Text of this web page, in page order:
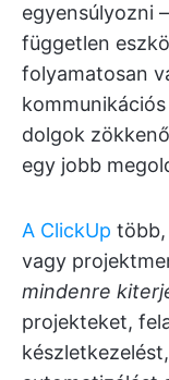
egyensúlyozni
független
folyamatosan
dolgok
egy jobb
A ClickUp több,
vagy
mindenre
projekteket,